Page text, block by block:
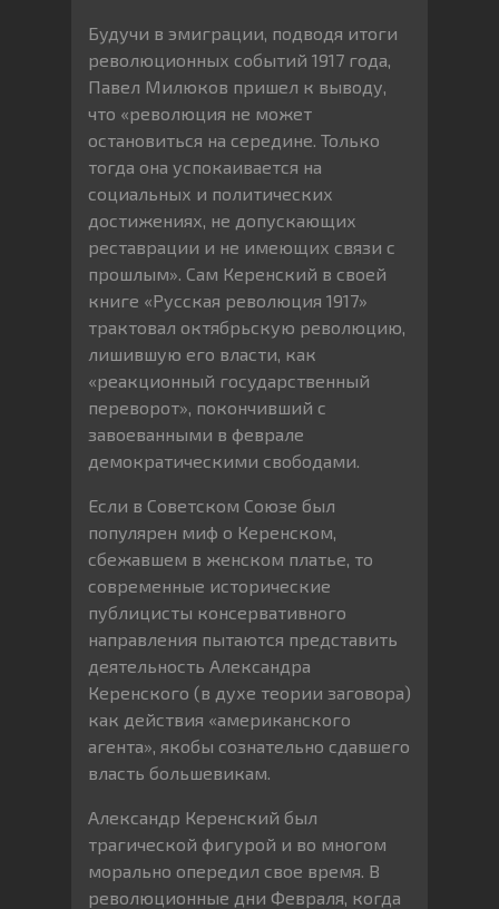
Будучи в эмиграции, подводя итоги
революционных событий 1917 года,
Павел Милюков пришел к выводу,
что «революция не может
остановиться на середине. Только
тогда она успокаивается на
социальных и политических
достижениях, не допускающих
реставрации и не имеющих связи с
прошлым». Сам Керенский в своей
книге «Русская революция 1917»
трактовал октябрьскую революцию,
лишившую его власти, как
«реакционный государственный
переворот», покончивший с
завоеванными в феврале
демократическими свободами.
Если в Советском Союзе был
популярен миф о Керенском,
сбежавшем в женском платье, то
современные исторические
публицисты консервативного
направления пытаются представить
деятельность Александра
Керенского (в духе теории заговора)
как действия «американского
агента», якобы сознательно сдавшего
власть большевикам.
Александр Керенский был
трагической фигурой и во многом
морально опередил свое время. В
революционные дни Февраля, когда